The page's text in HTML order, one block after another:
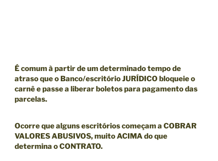
É comum à partir de umdeterminado tempo de
atraso que o Banco/escritório JURÍDICO bloqueie o
carnêe passe a liberar boletos para pagamento das
parcelas.
Ocorre que alguns escritórios começam a COBRAR
VALORES ABUSIVOS, muito ACIMA do que
determina o CONTRATO.